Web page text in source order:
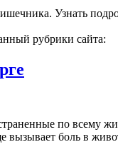
Узнать
рубрики сайта:
по всему
вызывает боль в